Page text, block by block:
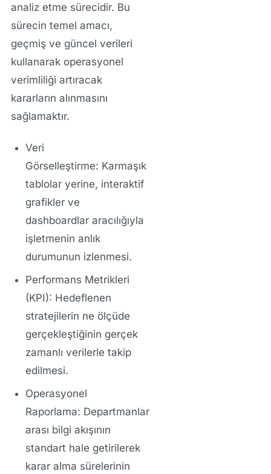
analiz etme sürecidir. Bu
sürecin temel amacı,
geçmiş ve güncel verileri
kullanarak operasyonel
verimliliği artıracak
kararların alınmasını
sağlamaktır.
Veri
Görselleştirme: Karmaşık
tablolar yerine, interaktif
grafikler ve
dashboardlar aracılığıyla
işletmenin anlık
durumunun izlenmesi.
Performans Metrikleri
(KPI): Hedeflenen
stratejilerin ne ölçüde
gerçekleştiğinin gerçek
zamanlı verilerle takip
edilmesi.
Operasyonel
Raporlama: Departmanlar
arası bilgi akışının
standart hale getirilerek
karar alma sürelerinin